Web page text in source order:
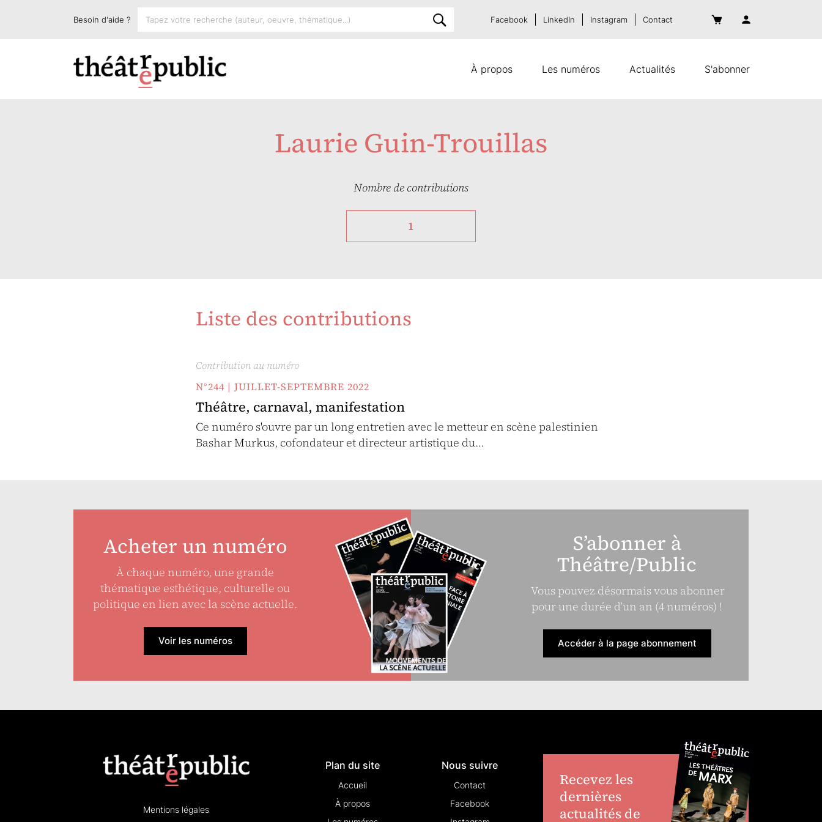
À propos Les numéros Actualités S'abonner
Besoin d'aide ? Facebook LinkedIn Instagram Contact
Laurie Guin-Trouillas
Nombre de contributions
1
Liste des contributions
Contribution au numéro
N°244 | JUILLET-SEPTEMBRE 2022
Théâtre, carnaval, manifestation
Ce numéro s'ouvre par un long entretien avec le metteur en scène palestinien
Bashar Murkus, cofondateur et directeur artistique du…
Acheter un numéro
À chaque numéro, une grande
thématique esthétique, culturelle ou
politique en lien avec la scène actuelle.
Voir les numéros
S’abonner à
Théâtre/Public
Vous pouvez désormais vous abonner
pour une durée d’un an (4 numéros) !
Accéder à la page abonnement
Mentions légales
Plan du site
Accueil
À propos
Nous suivre
Contact
Facebook
Recevez les
dernières
actualités de